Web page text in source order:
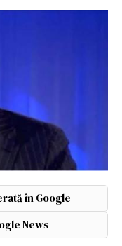
în Google
News